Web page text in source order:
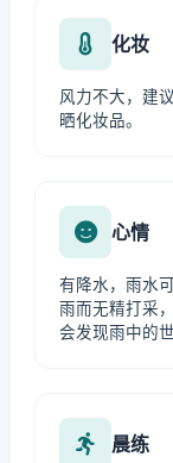
化妆
风力不大，建
晒化妆品。
心情
有降水，雨水
雨而无精打采
会发现雨中的
晨练